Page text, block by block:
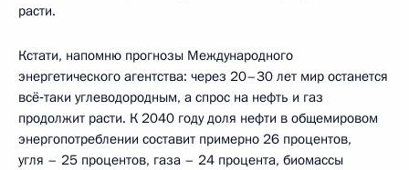
расти.
Кстати, напомню прогнозы Международного
энергетического агентства: через 20–30 лет мир останется
всё‑таки углеводородным, а спрос на нефть и газ
продолжит расти. К 2040 году доля нефти в общемировом
энергопотреблении составит примерно 26 процентов,
угля – 25 процентов, газа – 24 процента, биомассы